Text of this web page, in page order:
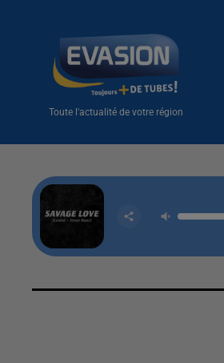
Toute l'actualité de votre région